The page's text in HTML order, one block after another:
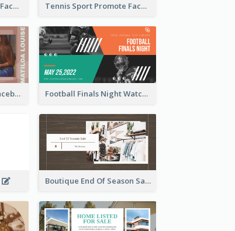
Outdoor Yoga Classes Facebook Ad Tennis Sport Promote Facebook Ad
Indie Music Concert Facebook Ad Football Finals Night Watching Facebook Ad
Boutique End Of Season Sale Facebook Ad